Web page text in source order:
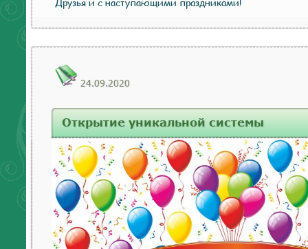
Друзья и с наступающими праздниками!
24.09.2020
Открытие уникальной системы